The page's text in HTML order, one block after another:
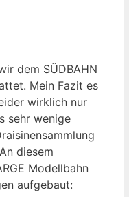
dem SÜDBAHN
Mein Fazit es
wirklich nur
sehr wenige
diesem
Modellbahn
aufgebaut: